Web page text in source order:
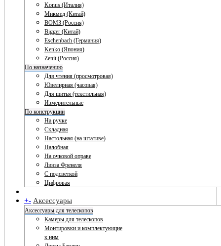
Konus (Италия)
Микмед (Китай)
ВОМЗ (Россия)
Bigger (Китай)
Eschenbach (Германия)
Kenko (Япония)
Zenit (Россия)
По назначению
Для чтения (просмотровая)
Ювелирная (часовая)
Для шитья (текстильная)
Измерительные
По конструкции
На ручке
Складная
Настольная (на штативе)
Налобная
На очковой оправе
Линза Френеля
С подсветкой
Цифровая
+- Аксессуары
Аксессуары для телескопов
Камеры для телескопов
Монтировки и комплектующие
к ним